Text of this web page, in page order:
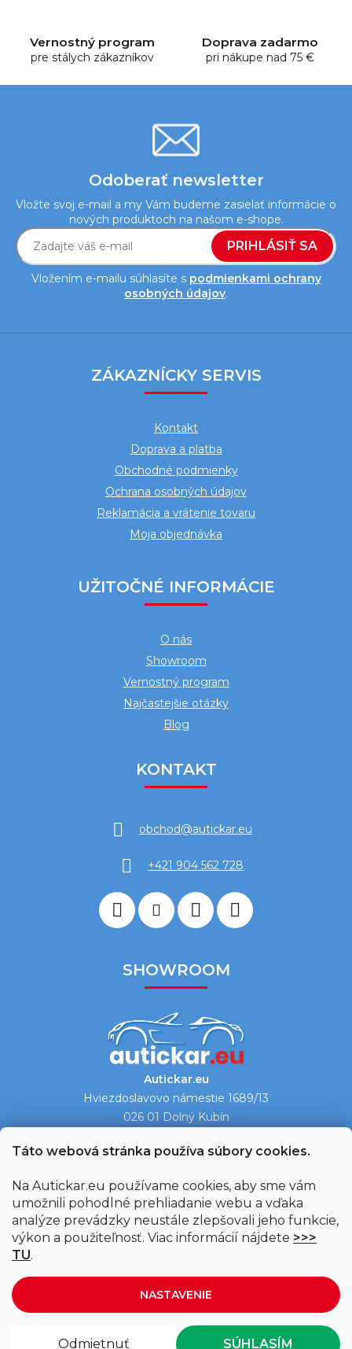
Táto webová stránka používa súbory cookies.
Na Autickar.eu používame cookies, aby sme vám
umožnili pohodlné prehliadanie webu a vďaka
analýze prevádzky neustále zlepšovali jeho funkcie,
výkon a použiteľnosť. Viac informácií nájdete >>>
TU.
NASTAVENIE
Odmietnuť SÚHLASÍM
k
v
ý
p
i
s
u
Vernostný program
pre stálych zákazníkov
Doprava zadarmo
pri nákupe nad 75 €
Odoberať newsletter
Vložte svoj e-mail a my Vám budeme zasielať informácie o
nových produktoch na našom e-shope.
Vložením e-mailu súhlasíte s podmienkami ochrany
osobných údajov.
PRIHLÁSIŤ SA
ZÁKAZNÍCKY SERVIS
Kontakt
Doprava a platba
Obchodné podmienky
Ochrana osobných údajov
Reklamácia a vrátenie tovaru
Moja objednávka
UŽITOČNÉ INFORMÁCIE
O nás
Showroom
Vernostný program
Najčastejšie otázky
Blog
KONTAKT
obchod@autickar.eu
+421 904 562 728
SHOWROOM
Autickar.eu
Hviezdoslavovo námestie 1689/13
026 01 Dolný Kubín
Ukázať na mape →
Vytvoril Shoptet
Upravil Balkys